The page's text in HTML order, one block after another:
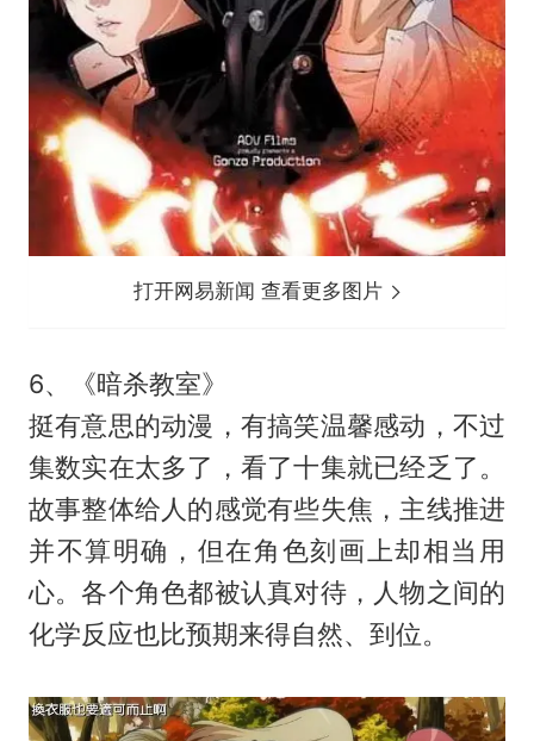
打开网易新闻 查看更多图片
6、《暗杀教室》
挺有意思的动漫，有搞笑温馨感动，不过
集数实在太多了，看了十集就已经乏了。
故事整体给人的感觉有些失焦，主线推进
并不算明确，但在角色刻画上却相当用
心。各个角色都被认真对待，人物之间的
化学反应也比预期来得自然、到位。